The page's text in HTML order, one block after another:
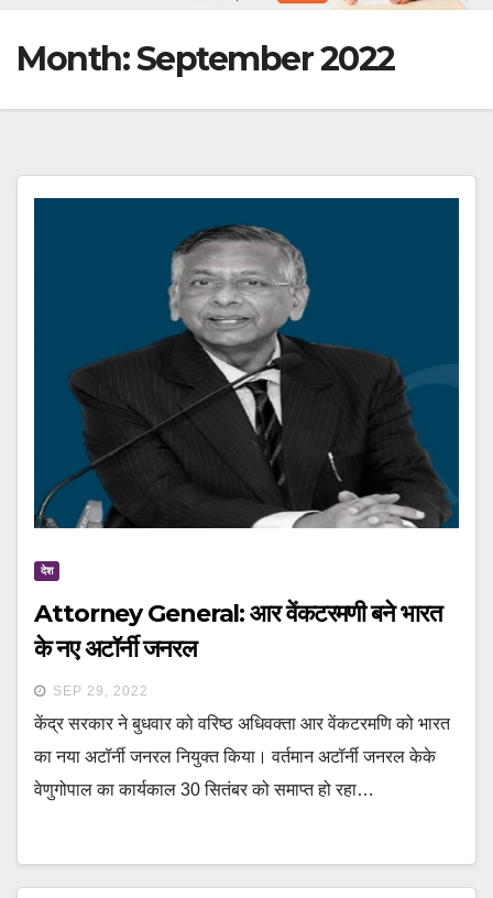
Month:September 2022
देश
Attorney General: आर वेंकटरमणी बने भारत
के नए अटॉर्नी जनरल
SEP 29, 2022
केंद्र सरकार ने बुधवार को वरिष्ठ अधिवक्ता आर वेंकटरमणि को भारत
का नया अटॉर्नी जनरल नियुक्त किया। वर्तमान अटॉर्नी जनरल केके
वेणुगोपाल का कार्यकाल 30 सितंबर को समाप्त हो रहा…